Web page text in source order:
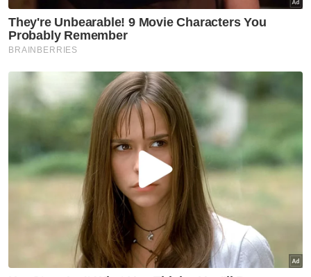
Malaysia.
"Zoo Tennoji telah membayar kepada
syarikat yang dilantik sebanyak AS$1.48 juta,
bersamaan kira-kira RM6.39 juta bagi
menguruskan proses pemindahan
berkenaan," katanya.
Beliau berkata, siasatan juga mendapati
tempoh pinjaman tiga ekor gajah selama 25
tahun kepada zoo berkenaan adalah
munasabah selepas mengambil kira tempoh
bunting gajah yang mencecah dua tahun
serta anggaran maksimum enam kelahiran
sepanjang tempoh itu.